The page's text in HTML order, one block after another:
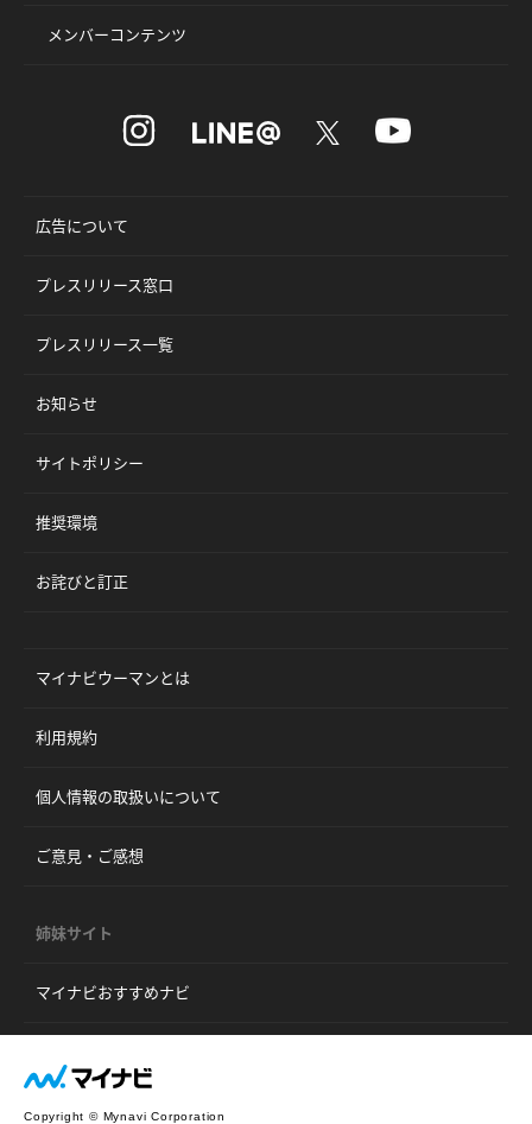
メンバーコンテンツ
広告について
プレスリリース窓口
プレスリリース一覧
お知らせ
サイトポリシー
推奨環境
お詫びと訂正
マイナビウーマンとは
利用規約
個人情報の取扱いについて
ご意見・ご感想
姉妹サイト
マイナビおすすめナビ
Copyright © Mynavi Corporation